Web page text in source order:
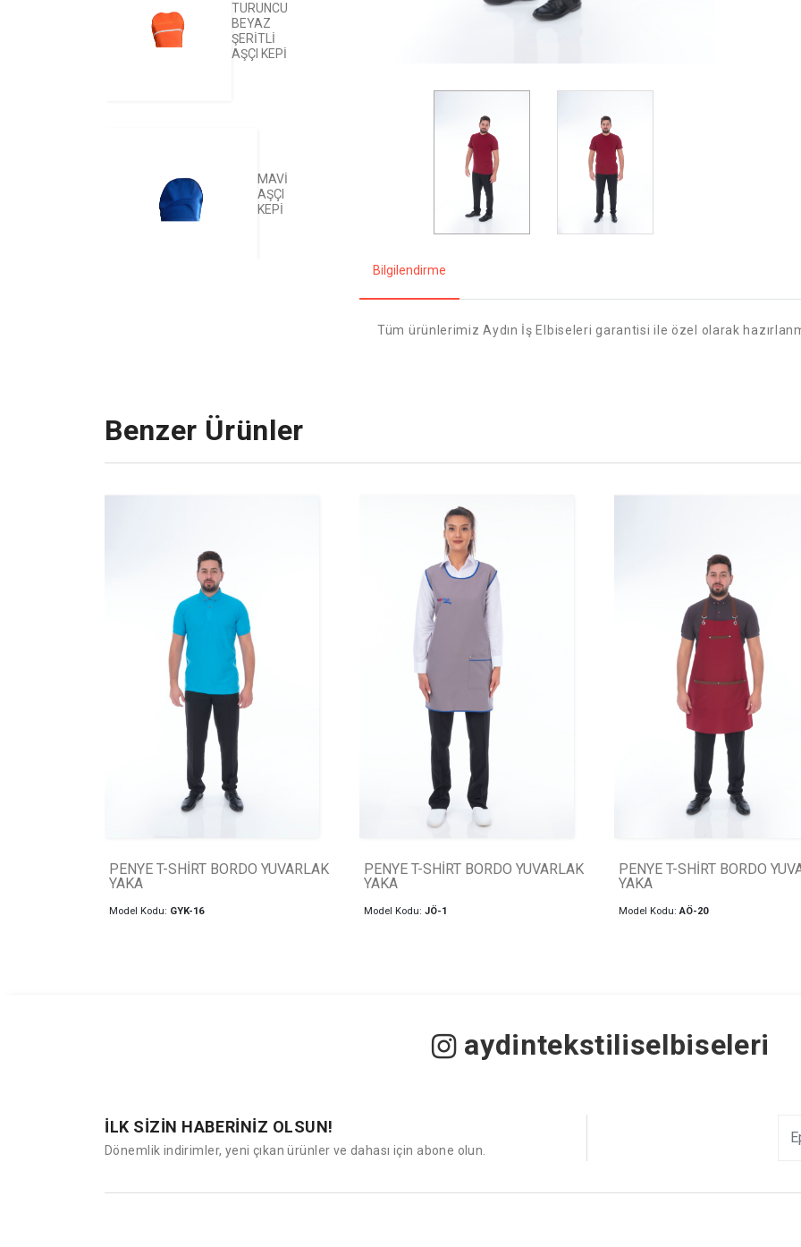
TURUNCU
BEYAZ
ŞERİTLİ
AŞÇI KEPİ
MAVİ
AŞÇI
KEPİ
Bilgilendirme
Tüm ürünlerimiz Aydın İş Elbiseleri garantisi ile özel olarak
Benzer Ürünler
PENYE T-SHİRT BORDO YUVARLAK
YAKA
Model Kodu: GYK-16
PENYE T-SHİRT BORDO YUVARLAK
YAKA
Model Kodu: JÖ-1
PENYE T-SHİRT BORDO
YAKA
Model Kodu:AÖ-20
aydintekstiliselbiseleri
İLK SİZİN HABERİNİZ OLSUN!
Dönemlik indirimler, yeni çıkan ürünler ve dahası için abone olun.